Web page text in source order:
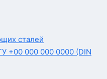
сталей
+00 000 000 0000 (DIN